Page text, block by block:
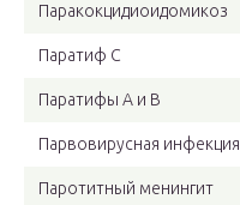
Паракокцидиоидомикоз
Паратиф С
Паратифы А и В
Парвовирусная инфекция
Паротитный менингит